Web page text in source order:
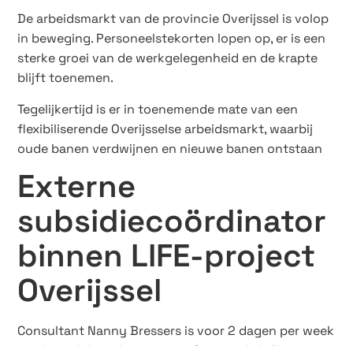
De arbeidsmarkt van de provincie Overijssel is volop
in beweging. Personeelstekorten lopen op, er is een
sterke groei van de werkgelegenheid en de krapte
blijft toenemen.
Tegelijkertijd is er in toenemende mate van een
flexibiliserende Overijsselse arbeidsmarkt, waarbij
oude banen verdwijnen en nieuwe banen ontstaan
Externe
subsidiecoördinator
binnen LIFE-project
Overijssel
Consultant Nanny Bressers is voor 2 dagen per week